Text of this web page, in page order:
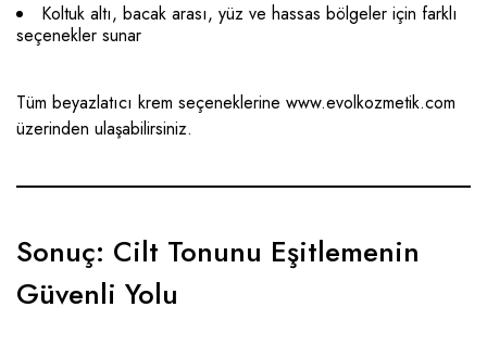
Koltuk altı, bacak arası, yüz ve hassas bölgeler için farklı
seçenekler sunar
Tüm beyazlatıcı krem seçeneklerine www.evolkozmetik.com
üzerinden ulaşabilirsiniz.
Sonuç: Cilt Tonunu Eşitlemenin
Güvenli Yolu